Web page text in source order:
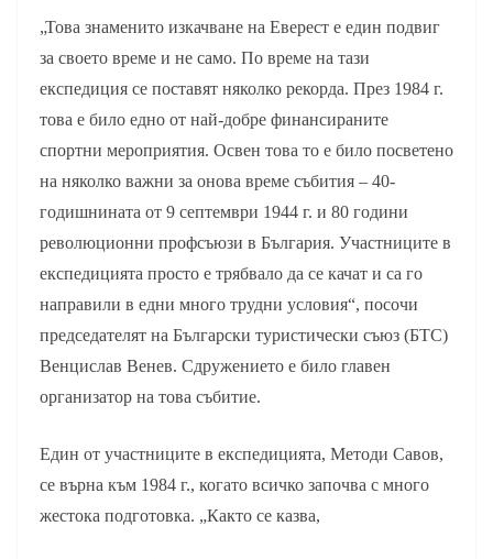
„Това знаменито изкачване на Еверест е един подвиг
за своето време и не само. По време на тази
експедиция се поставят няколко рекорда. През 1984 г.
това е било едно от най-добре финансираните
спортни мероприятия. Освен това то е било посветено
на няколко важни за онова време събития – 40-
годишнината от 9 септември 1944 г. и 80 години
революционни профсъюзи в България. Участниците в
експедицията просто е трябвало да се качат и са го
направили в едни много трудни условия“, посочи
председателят на Български туристически съюз (БТС)
Венцислав Венев. Сдружението е било главен
организатор на това събитие.
Един от участниците в експедицията, Методи Савов,
се върна към 1984 г., когато всичко започва с много
жестока подготовка. „Както се казва,